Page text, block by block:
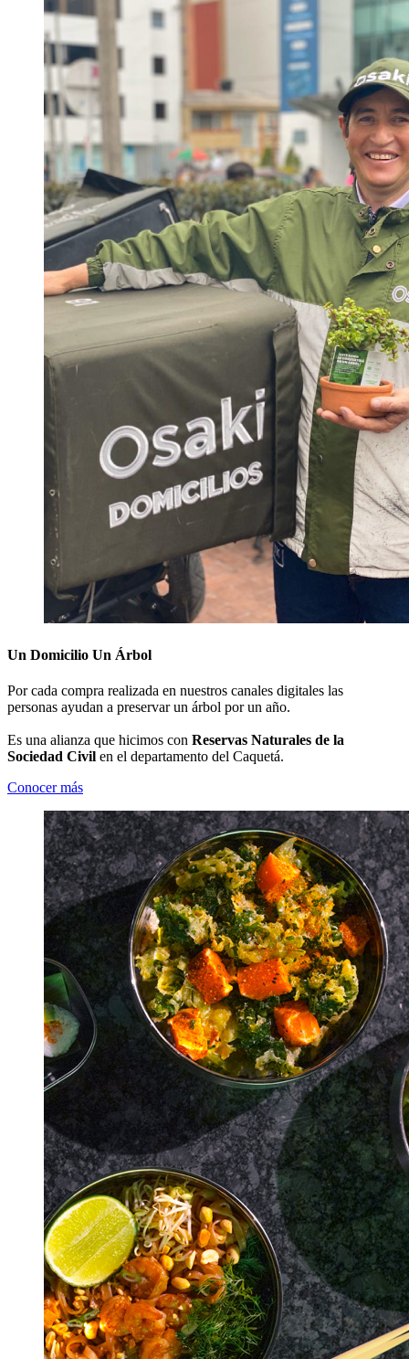
Un Domicilio Un Árbol
Por cada compra realizada en nuestros canales digitales las
personas ayudan a preservar un árbol por un año.
Es una alianza que hicimos con Reservas Naturales de la
Sociedad Civil en el departamento del Caquetá.
Conocer más